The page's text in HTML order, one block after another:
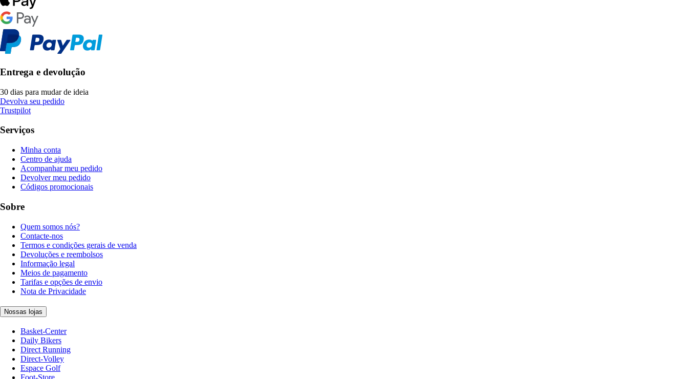
Entrega e devolução
30 dias para mudar de ideia
Devolva seu pedido
Trustpilot
Serviços
Minha conta
Centro de ajuda
Acompanhar meu pedido
Devolver meu pedido
Códigos promocionais
Sobre
Quem somos nós?
Contacte-nos
Termos e condições gerais de venda
Devoluções e reembolsos
Informação legal
Meios de pagamento
Tarifas e opções de envio
Nota de Privacidade
Nossas lojas
Basket-Center
Daily Bikers
Direct Running
Direct-Volley
Espace Golf
Foot-Store